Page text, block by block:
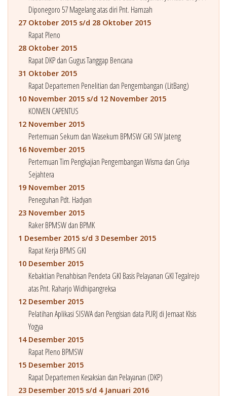
Diponegoro 57 Magelang atas diri Pnt. Hamzah
27 Oktober 2015 s/d 28 Oktober 2015
Rapat Pleno
28 Oktober 2015
Rapat DKP dan Gugus Tanggap Bencana
31 Oktober 2015
Rapat Departemen Penelitian dan Pengembangan (LitBang)
10 November 2015 s/d 12 November 2015
KONVEN CAPENTUS
12 November 2015
Pertemuan Sekum dan Wasekum BPMSW GKI SW Jateng
16 November 2015
Pertemuan Tim Pengkajian Pengembangan Wisma dan Griya
Sejahtera
19 November 2015
Peneguhan Pdt. Hadyan
23 November 2015
Raker BPMSW dan BPMK
1 Desember 2015 s/d 3 Desember 2015
Rapat Kerja BPMS GKI
10 Desember 2015
Kebaktian Penahbisan Pendeta GKI Basis Pelayanan GKI Tegalrejo
atas Pnt. Raharjo Widhipangreksa
12 Desember 2015
Pelatihan Aplikasi SISWA dan Pengisian data PURJ di Jemaat Klsis
Yogya
14 Desember 2015
Rapat Pleno BPMSW
15 Desember 2015
Rapat Departemen Kesaksian dan Pelayanan (DKP)
23 Desember 2015 s/d 4 Januari 2016